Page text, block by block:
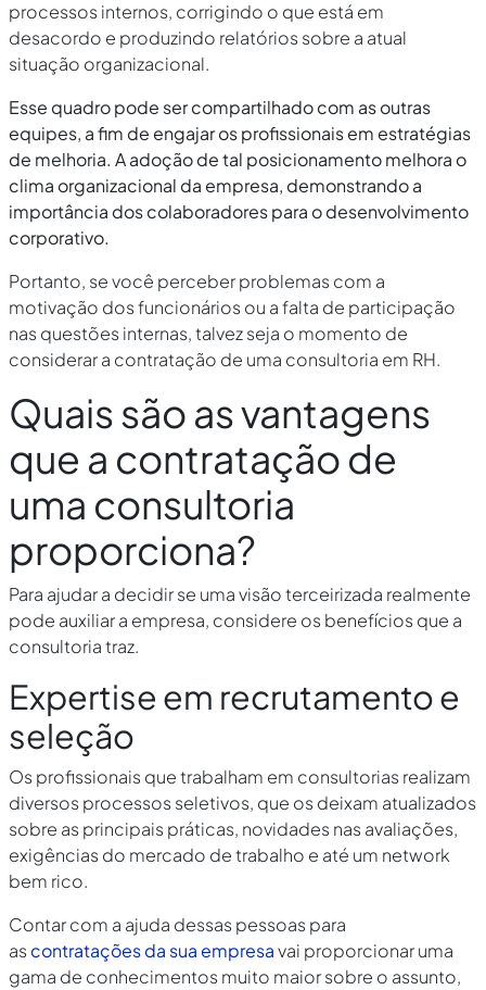
processos internos, corrigindo o que está em
desacordo e produzindo relatórios sobre a atual
situação organizacional.
Esse quadro pode ser compartilhado com as outras
equipes, a fim de engajar os profissionais em estratégias
de melhoria. A adoção de tal posicionamento melhora o
clima organizacional da empresa, demonstrando a
importância dos colaboradores para o desenvolvimento
corporativo.
Portanto, se você perceber problemas com a
motivação dos funcionários ou a falta de participação
nas questões internas, talvez seja o momento de
considerar a contratação de uma consultoria em RH.
Quais são as vantagens
que a contratação de
uma consultoria
proporciona?
Para ajudar a decidir se uma visão terceirizada realmente
pode auxiliar a empresa, considere os benefícios que a
consultoria traz.
Expertise em recrutamento e
seleção
Os profissionais que trabalham em consultorias realizam
diversos processos seletivos, que os deixam atualizados
sobre as principais práticas, novidades nas avaliações,
exigências do mercado de trabalho e até um network
bem rico.
Contar com a ajuda dessas pessoas para
as contratações da sua empresavai proporcionar uma
gama de conhecimentos muito maior sobre o assunto,